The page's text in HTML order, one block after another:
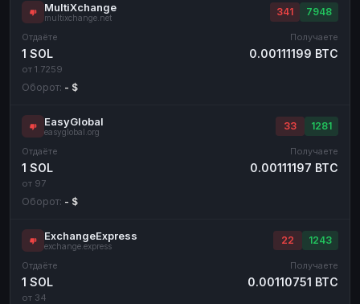
MultiXchange
multixchange.net
341 7948
Отдаёте
1 SOL
от 1.7259
Получаете
0.00111199 BTC
Оборот: - $
EasyGlobal
easyglobal.org
33 1281
Отдаёте
1 SOL
от 97
Получаете
0.00111197 BTC
Оборот: - $
ExchangeExpress
exchange.express
22 1243
Отдаёте
1 SOL
от 34
Получаете
0.00110751 BTC